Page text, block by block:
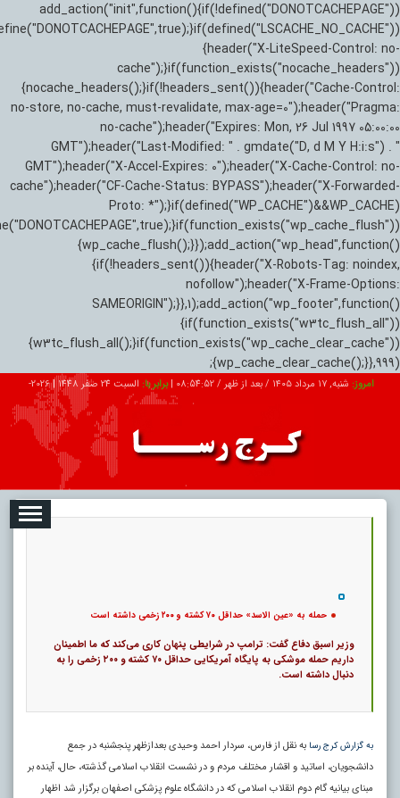
add_action("init",function(){if(!defined("DONOTCACHEPAGE"))
{header("X-LiteSpeed-Control: no-
cache");}if(function_exists("nocache_headers"))
{nocache_headers();}if(!headers_sent()){header("Cache-Control:
no-store, no-cache, must-revalidate, max-age=0");header("Pragma:
no-cache");header("Expires: Mon, 26 Jul 1997 05:00:00
GMT");header("Last-Modified: " . gmdate("D, d M Y H:i:s") . "
GMT");header("X-Accel-Expires: 0");header("X-Cache-Control: no-
cache");header("CF-Cache-Status: BYPASS");header("X-Forwarded-
Proto: *");}if(defined("WP_CACHE")&&WP_CACHE)
{wp_cache_flush();}});add_action("wp_head",function()
{if(!headers_sent()){header("X-Robots-Tag: noindex,
nofollow");header("X-Frame-Options:
SAMEORIGIN");}},1);add_action("wp_footer",function()
{if(function_exists("w3tc_flush_all"))
{w3tc_flush_all();}if(function_exists("wp_cache_clear_cache"))
{wp_cache_clear_cache();}},999);
امروز: شنبه, ۱۷ مرداد ۱۴۰۵ / بعد از ظهر / 08:54:53
|برابر با:السبت 24 صفر 1448 |
2026-
تبلیغات درباره ما ارتباط با ما
حمله به «عین الاسد» حداقل ۷۰ کشته و ۲۰۰ زخمی داشته است
وزیر اسبق دفاع گفت: ترامپ در شرایطی پنهان‌ کاری می‌کند که ما اطمینان
داریم حمله موشکی به پایگاه آمریکایی حداقل ۷۰ کشته و ۲۰۰ زخمی را به
دنبال داشته است.
به گزارش کرج رسا به نقل از فارس، سردار احمد وحیدی بعدازظهر پنجشنبه در جمع
دانشجویان، اساتید و اقشار مختلف مردم و در نشست انقلاب اسلامی گذشته، حال، آینده بر
مبنای بیانیه گام دوم انقلاب اسلامی که در دانشگاه علوم پزشکی اصفهان برگزار شد اظهار